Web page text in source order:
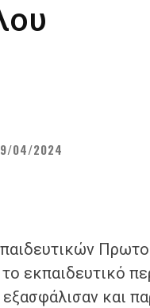
04/2024
εκπαιδευτικό
και